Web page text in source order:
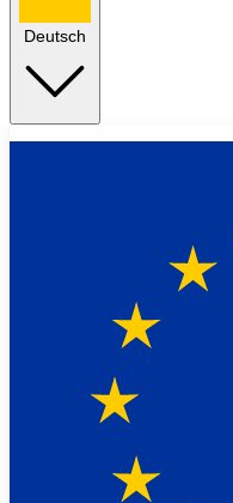
Deutsch